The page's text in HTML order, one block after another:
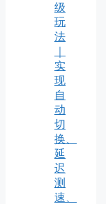
级
玩
法
实
现
自
动
切
换、
延
迟
测
速、